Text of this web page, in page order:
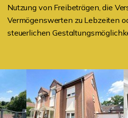
Nutzung von Freibeträgen, die
Vermögenswerten zu Lebzeiten
steuerlichen